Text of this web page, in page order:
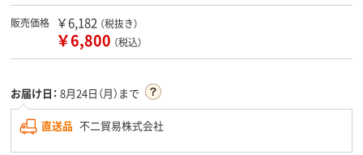
販売価格 ￥6,182 （税抜き）
￥6,800 （税込）
お届け日： 8月24日（月）まで
直送品 不二貿易株式会社